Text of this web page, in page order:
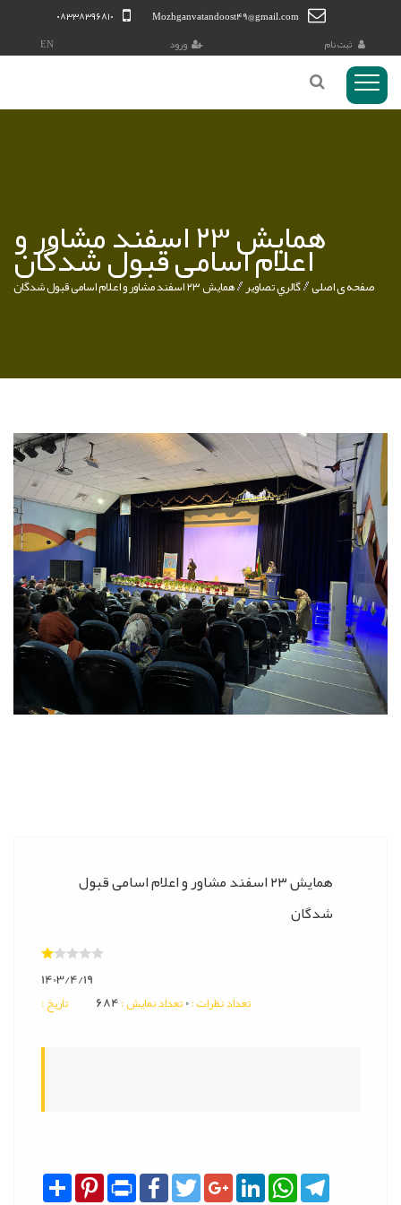
۰۸۳۳۸۳۹۶۸۱۰
Mozhganvatandoost49@gmail.com
ثبت نام
ورود EN
کاربری
همایش ۲۳ اسفند مشاور و
اعلام اسامی قبول شدگانصفحه ی اصلی گالري تصاوير همایش ۲۳ اسفند مشاور و اعلام اسامی قبول شدگان
همایش ۲۳ اسفند مشاور و اعلام اسامی قبول
شدگان
1403/4/19
: تاریخ 684 : تعداد نمایش0 : تعداد نظرات
SharePinterestPrint FacebookTwitterGoogle+LinkedInWhatsApp